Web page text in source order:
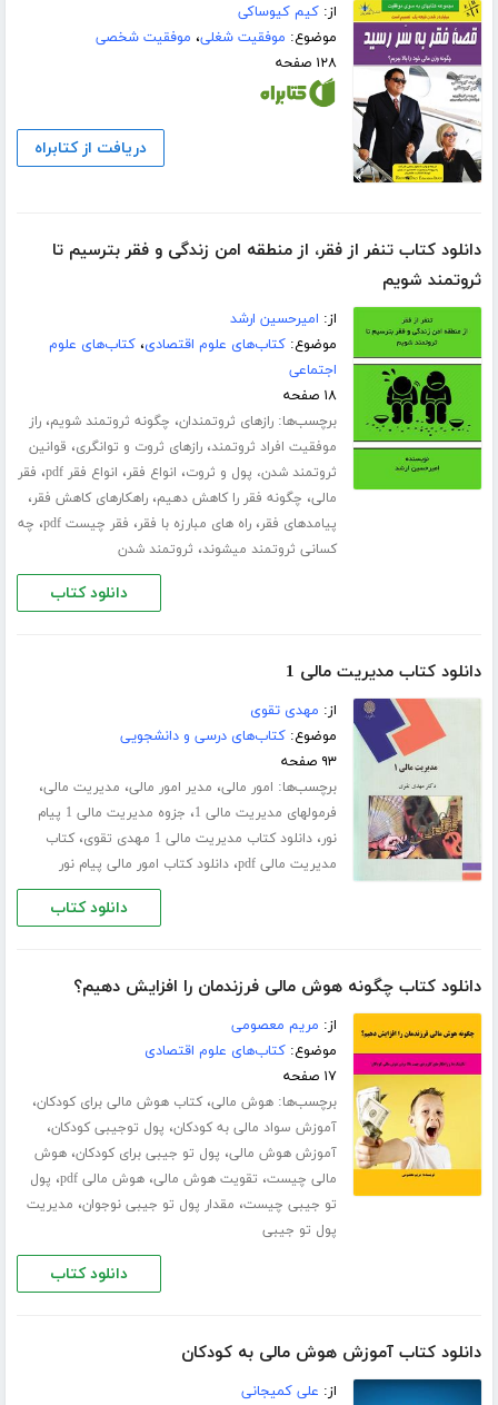
از:کیم کیوساکی
موضوع: موفقیت شغلی، موفقیت شخصی
۱۲۸ صفحه
دریافت از کتابراه
دانلود کتاب تنفر از فقر، از منطقه امن زندگی و فقر بترسیم تا
ثروتمند شویم
از: امیرحسین ارشد
موضوع:کتاب‌های علوم اقتصادی،کتاب‌های علوم
اجتماعی
۱۸ صفحه
برچسب‌ها:رازهای ثروتمندان، چگونه ثروتمند شویم،راز
موفقیت افراد ثروتمند،رازهای ثروت و توانگری، قوانین
ثروتمند شدن، پول و ثروت، انواع فقر، انواع فقر pdf ، فقر
مالی، چگونه فقر را کاهش دهیم،راهکارهای کاهش فقر،
پیامدهای فقر،راه های مبارزه با فقر، فقر چیست pdf ، چه
کسانی ثروتمند میشوند، ثروتمند شدن
دانلود کتاب
دانلود کتاب مدیریت مالی 1
از: مهدی تقوی
موضوع:کتاب‌های درسی و دانشجویی
۹۳ صفحه
برچسب‌ها: امور مالی، مدیر امور مالی، مدیریت مالی،
فرمولهای مدیریت مالی 1 ،
جزوه مدیریت مالی 1 پیام
نور،دانلود کتاب مدیریت مالی 1 مهدی تقوی ،کتاب
مدیریت مالی pdf
،دانلود کتاب امور مالی پیام نور
دانلود کتاب
دانلود کتاب چگونه هوش مالی فرزندمان را افزایش دهیم؟
از: مریم معصومی
موضوع:کتاب‌های علوم اقتصادی
۱۷ صفحه
برچسب‌ها:هوش مالی،کتاب هوش مالی برای کودکان،
آموزش سواد مالی به کودکان، پول توجیبی کودکان،
آموزش هوش مالی، پول تو جیبی برای کودکان،هوش
مالی چیست، تقویت هوش مالی،هوش مالی pdf ، پول
تو جیبی چیست، مقدار پول تو جیبی نوجوان، مدیریت
پول تو جیبی
دانلود کتاب
دانلود کتاب آموزش هوش مالی به کودکان
از: علی کمیجانی